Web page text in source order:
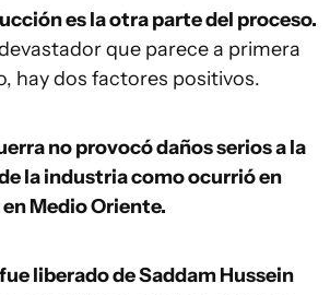
es la otra parte del proceso.
que parece a primera
hay dos factores positivos.
no provocó daños serios a la
la industria como ocurrió en
Medio Oriente.
liberado de Saddam Hussein